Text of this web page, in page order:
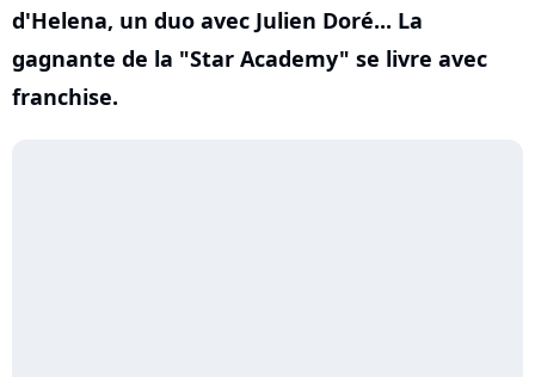
d'Helena, un duo avec Julien Doré... La
gagnante de la "Star Academy" se livre avec
franchise.